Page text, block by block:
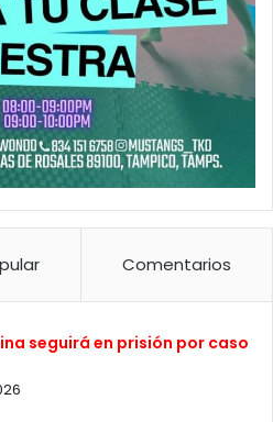
Comentarios
seguirá en prisión por caso